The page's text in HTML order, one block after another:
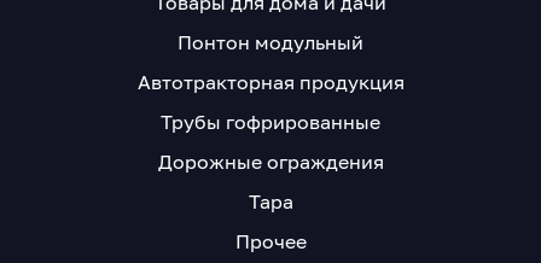
Понтон модульный
Автотракторная продукция
Трубы гофрированные
Дорожные ограждения
Тара
Прочее